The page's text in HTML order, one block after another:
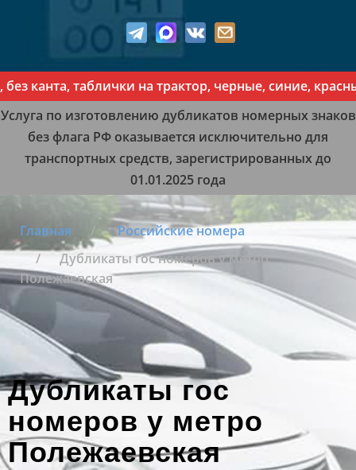
таблички на трактор, черные, синие,
Услуга по изготовлению дубликатов номерных знаков
без флага РФ оказывается исключительно для
транспортных средств, зарегистрированных до
01.01.2025 года
Главная
Российские номера
Дубликаты гос номеров у метро
Полежаевская
Дубликаты гос
номеров у метро
Полежаевская